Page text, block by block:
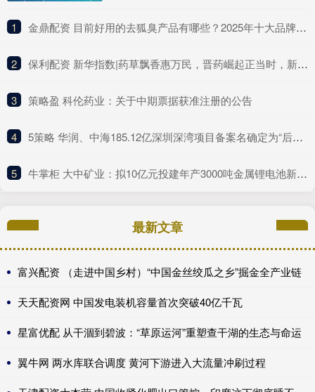
1 ​金鼎配资 目前好用的去狐臭产品有哪些？2025年十大品牌排行榜，这款实力派
2 ​保利配资 新华指数|药草飘香惠万民，晋药崛起正当时，新华（山西）“十大晋药”中药材价格指数亮相中国品牌日活动
3 ​策略盈 科伦药业：关于中期票据获准注册的公告
4 ​5策略 华润、中海185.12亿深圳深湾项目备案名确定为“后海沄玺花园”
5 ​牛掌柜 大中矿业：拟10亿元投建年产3000吨金属锂电池新材料项目
最新文章
富兴配资 （走进中国乡村）“中国金丝绞瓜之乡”掘金全产业链
天天配资网 中国发电装机容量首次突破40亿千瓦
星富优配 从干涸到碧波：“草原运河”重塑查干湖的生态与命运
翼牛网 两水库联合调度 黄河下游进入大流量冲刷过程